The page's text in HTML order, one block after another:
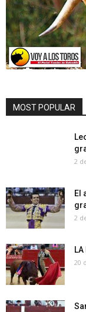
MOST POPULAR
2
El
2
LA
20